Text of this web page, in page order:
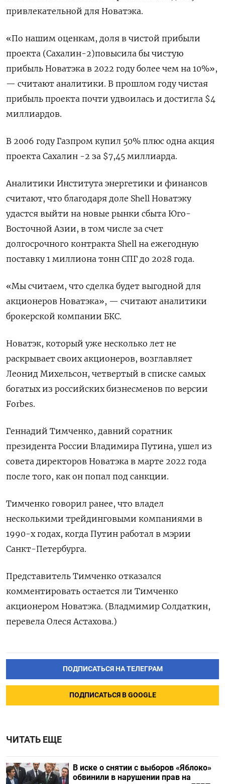
привлекательной для Новатэка.
«По нашим оценкам, доля в чистой прибыли
проекта (Сахалин-2)повысила бы чистую
прибыль Новатэка в 2022 году более чем на 10%»,
— считают аналитики. В прошлом году чистая
прибыль проекта почти удвоилась и достигла $4
миллиардов.
В 2006 году Газпром купил 50% плюс одна акция
проекта Сахалин -2 за $7,45 миллиарда.
Аналитики Института энергетики и финансов
считают, что благодаря доле Shell Новатэку
удастся выйти на новые рынки сбыта Юго-
Восточной Азии, в том числе за счет
долгосрочного контракта Shell на ежегодную
поставку 1 миллиона тонн СПГ до 2028 года.
«Мы считаем, что сделка будет выгодной для
акционеров Новатэка», — считают аналитики
брокерской компании БКС.
Новатэк, который уже несколько лет не
раскрывает своих акционеров, возглавляет
Леонид Михельсон, четвертый в списке самых
богатых из российских бизнесменов по версии
Forbes.
Геннадий Тимченко, давний соратник
президента России Владимира Путина, ушел из
совета директоров Новатэка в марте 2022 года
после того, как он попал под санкции.
Тимченко говорил ранее, что владел
несколькими трейдинговыми компаниями в
1990-х годах, когда Путин работал в мэрии
Санкт-Петербурга.
Представитель Тимченко отказался
комментировать остается ли Тимченко
акционером Новатэка. (Владмимир Солдаткин,
перевела Олеся Астахова.)
ПОДПИСАТЬСЯ НА ТЕЛЕГРАМ
ПОДПИСАТЬСЯ В GOOGLE
ЧИТАТЬ ЕЩЕ
В иске о снятии с выборов «Яблоко»
обвинили в нарушении прав на